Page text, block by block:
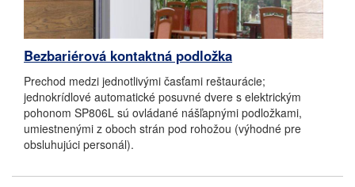
Bezbariérová kontaktná podložka
Prechod medzi jednotlivými časťami reštaurácie;
jednokrídlové automatické posuvné dvere s elektrickým
pohonom SP806L sú ovládané nášľapnými podložkami,
umiestnenými z oboch strán pod rohožou (výhodné pre
obsluhujúci personál).